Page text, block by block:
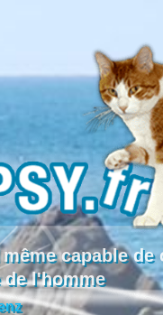
capable de
l'homme